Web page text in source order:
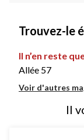
Trouvez-le
Il n’en reste
Allée 57
Voir d'autres
Il